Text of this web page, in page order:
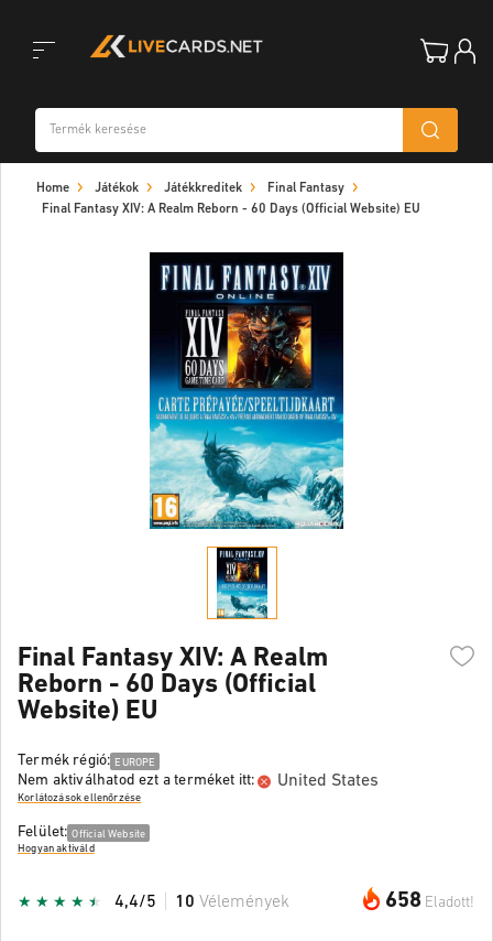
navigation
Home Játékok Játékkreditek
Final Fantasy
Final Fantasy XIV: A Realm Reborn - 60 Days (Official Website) EU
Final Fantasy XIV: A Realm
Reborn - 60 Days (Official
Website) EU
Termék régió: EUROPE
Nem aktiválhatod ezt a terméket itt: United States
Korlátozások ellenőrzése
Felület: Official Website
Hogyan aktiváld
658 Eladott!
4,4/5 10 Vélemények